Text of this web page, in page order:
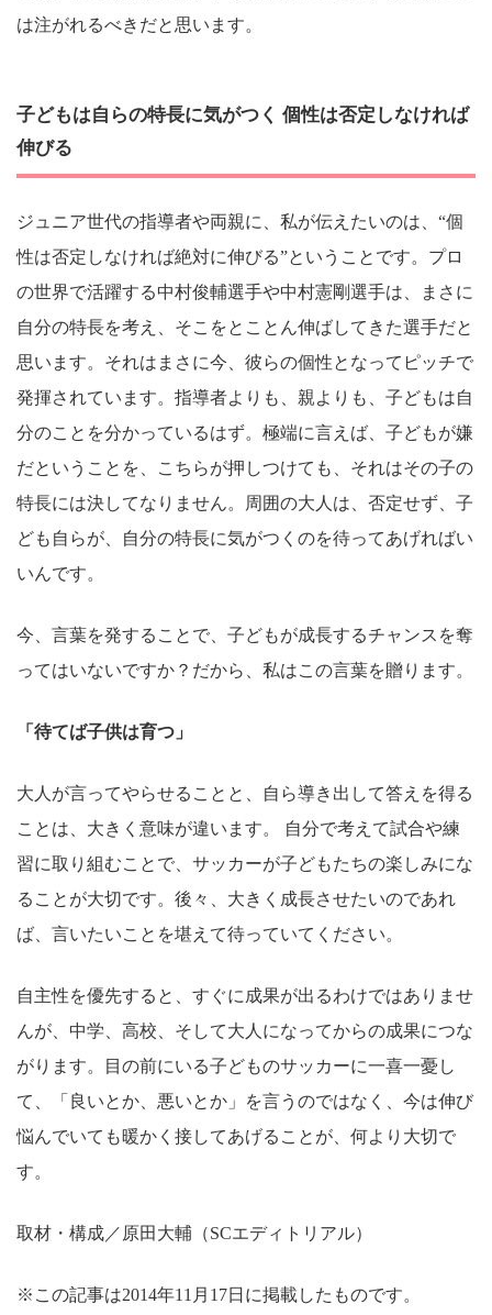
は注がれるべきだと思います。
子どもは自らの特長に気がつく 個性は否定しなければ
伸びる
ジュニア世代の指導者や両親に、私が伝えたいのは、“個
性は否定しなければ絶対に伸びる”ということです。プロ
の世界で活躍する中村俊輔選手や中村憲剛選手は、まさに
自分の特長を考え、そこをとことん伸ばしてきた選手だと
思います。それはまさに今、彼らの個性となってピッチで
発揮されています。指導者よりも、親よりも、子どもは自
分のことを分かっているはず。極端に言えば、子どもが嫌
だということを、こちらが押しつけても、それはその子の
特長には決してなりません。周囲の大人は、否定せず、子
ども自らが、自分の特長に気がつくのを待ってあげればい
いんです。
今、言葉を発することで、子どもが成長するチャンスを奪
ってはいないですか？だから、私はこの言葉を贈ります。
「待てば子供は育つ」
大人が言ってやらせることと、自ら導き出して答えを得る
ことは、大きく意味が違います。 自分で考えて試合や練
習に取り組むことで、サッカーが子どもたちの楽しみにな
ることが大切です。後々、大きく成長させたいのであれ
ば、言いたいことを堪えて待っていてください。
自主性を優先すると、すぐに成果が出るわけではありませ
んが、中学、高校、そして大人になってからの成果につな
がります。目の前にいる子どものサッカーに一喜一憂し
て、「良いとか、悪いとか」を言うのではなく、今は伸び
悩んでいても暖かく接してあげることが、何より大切で
す。
取材・構成／原田大輔（SCエディトリアル）
※この記事は2014年11月17日に掲載したものです。